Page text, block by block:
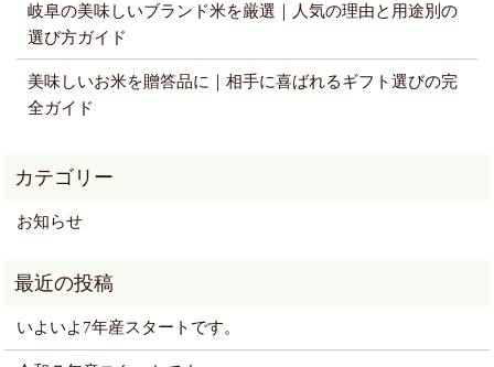
岐阜の美味しいブランド米を厳選｜人気の理由と用途別の
選び方ガイド
美味しいお米を贈答品に｜相手に喜ばれるギフト選びの完
全ガイド
お知らせ
いよいよ7年産スタートです。